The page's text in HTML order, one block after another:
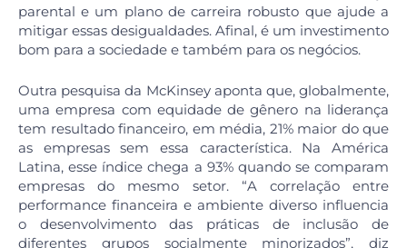
parental e um plano de carreira robusto que ajude a
mitigar essas desigualdades. Afinal, é um investimento
bom para a sociedade e também para os negócios.
Outra pesquisa da McKinsey aponta que, globalmente,
uma empresa com equidade de gênero na liderança
tem resultado financeiro, em média, 21% maior do que
as empresas sem essa característica. Na América
Latina, esse índice chega a 93% quando se comparam
empresas do mesmo setor. “A correlação entre
performance financeira e ambiente diverso influencia
o desenvolvimento das práticas de inclusão de
diferentes grupos socialmente minorizados”, diz